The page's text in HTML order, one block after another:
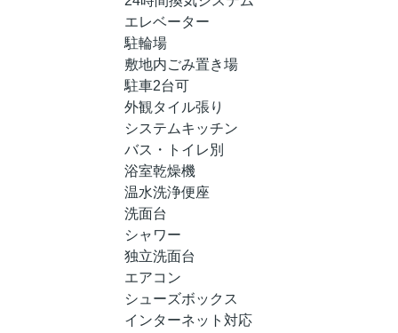
エレベーター
駐輪場
敷地内ごみ置き場
駐車2台可
外観タイル張り
システムキッチン
バス・トイレ別
浴室乾燥機
温水洗浄便座
洗面台
シャワー
独立洗面台
エアコン
シューズボックス
インターネット対応